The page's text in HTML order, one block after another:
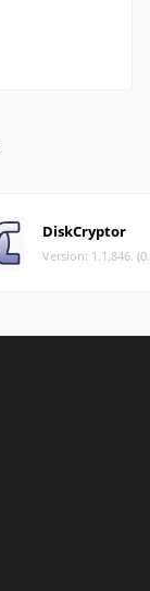
DiskCryptor
Version: 1.1.846.